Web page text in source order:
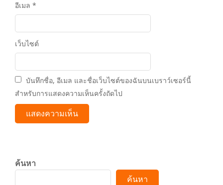
อีเมล *
เว็บไซต์
บันทึกชื่อ, อีเมล และชื่อเว็บไซต์ของฉันบนเบราว์เซอร์นี้
สำหรับการแสดงความเห็นครั้งถัดไป
ค้นหา
ค้นหา